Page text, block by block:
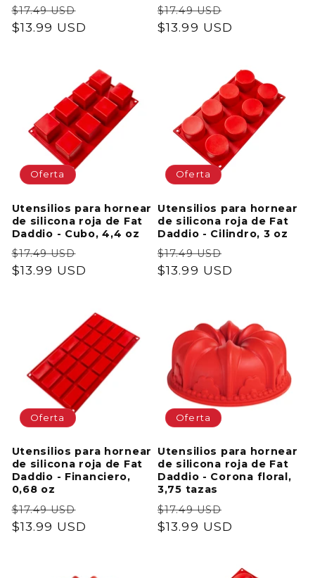
Precio
habitual
$17.49 USD
de
$13.99 USD
Precio
habitual
$17.49 USD
de
$13.99 USD
Oferta
Utensilios para hornear
de silicona roja de Fat
Daddio - Cubo, 4,4 oz
Precio
habitual
$17.49 USD
de
$13.99 USD
Oferta
Utensilios para hornear
de silicona roja de Fat
Daddio - Cilindro, 3 oz
Precio
habitual
$17.49 USD
de
$13.99 USD
Oferta
Utensilios para hornear
de silicona roja de Fat
Daddio - Financiero,
0,68 oz
Precio
habitual
$17.49 USD
de
$13.99 USD
Oferta
Utensilios para hornear
de silicona roja de Fat
Daddio - Corona floral,
3,75 tazas
Precio
habitual
$17.49 USD
de
$13.99 USD